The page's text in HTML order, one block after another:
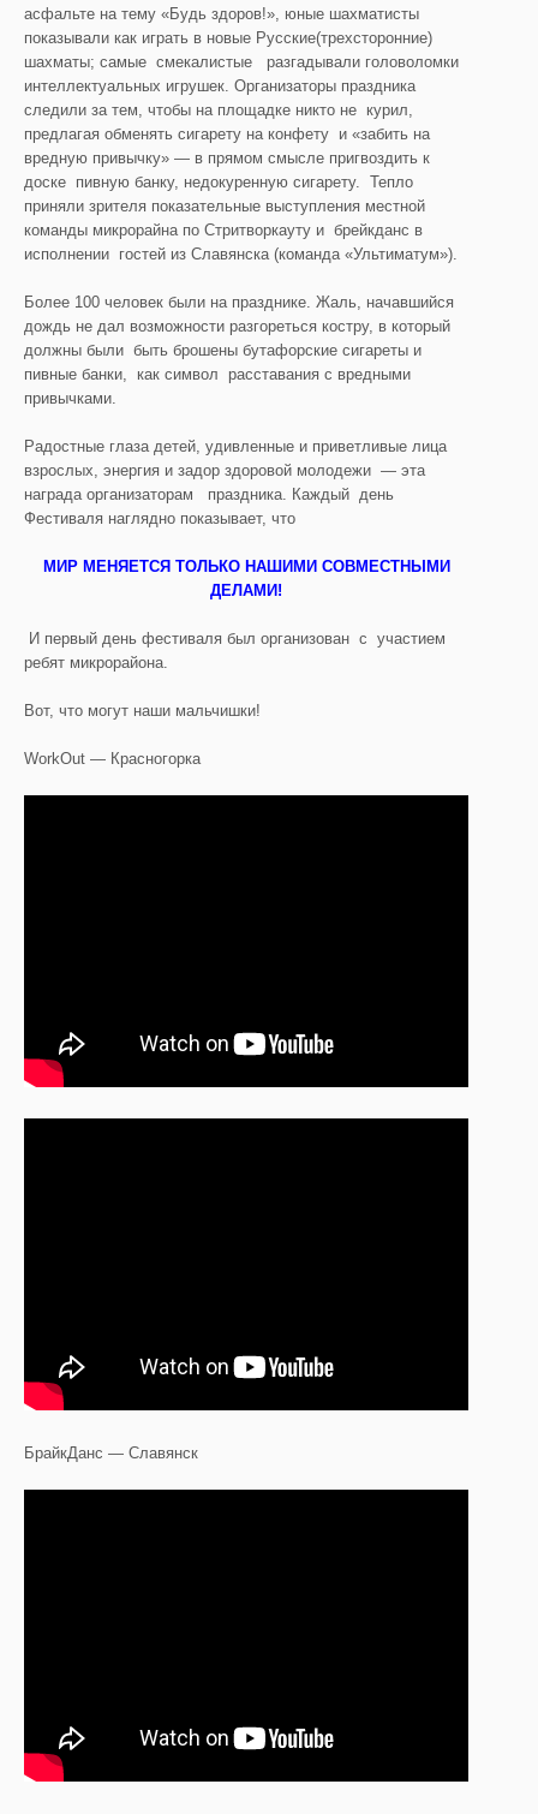
асфальте на тему «Будь здоров!», юные шахматисты
показывали как играть в новые Русские(трехсторонние)
шахматы; самые смекалистые разгадывали головоломки
интеллектуальных игрушек. Организаторы праздника
следили за тем, чтобы на площадке никто не курил,
предлагая обменять сигарету на конфету и «забить на
вредную привычку» — в прямом смысле пригвоздить к
доске пивную банку, недокуренную сигарету. Тепло
приняли зрителя показательные выступления местной
команды микрорайна по Стритворкауту и брейкданс в
исполнении гостей из Славянска (команда «Ультиматум»).
Более 100 человек были на празднике. Жаль, начавшийся
дождь не дал возможности разгореться костру, в который
должны были быть брошены бутафорские сигареты и
пивные банки, как символ расставания с вредными
привычками.
Радостные глаза детей, удивленные и приветливые лица
взрослых, энергия и задор здоровой молодежи — эта
награда организаторам праздника. Каждый день
Фестиваля наглядно показывает, что
МИР МЕНЯЕТСЯ ТОЛЬКО НАШИМИ СОВМЕСТНЫМИ
ДЕЛАМИ!
И первый день фестиваля был организован с участием
ребят микрорайона.
Вот, что могут наши мальчишки!
WorkOut — Красногорка
БрайкДанс — Славянск